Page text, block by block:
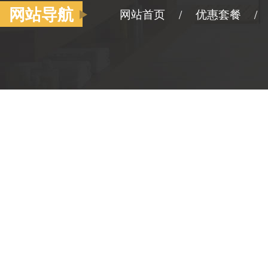
网站导航 网站首页 / 优惠套餐 /